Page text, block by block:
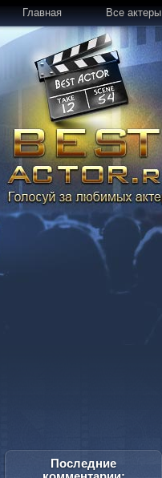
Главная Все актеры
Последние